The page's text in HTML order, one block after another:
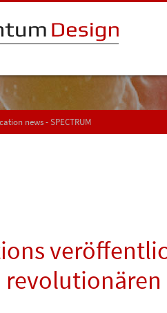
news - SPECTRUM
revolutionären